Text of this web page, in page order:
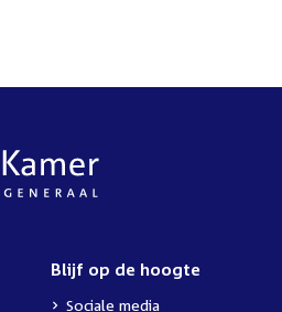
Blijf op de hoogte
Sociale media